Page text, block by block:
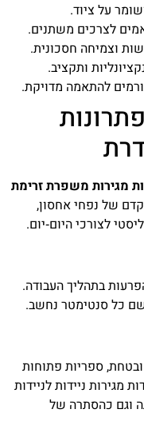
על ציוד.
לצרכים משתנים.
וצמיחה חסכונית.
ותקציב.
להתאמה מדויקת.
מגירות משפרת זרימת
של נפחי אחסון,
לצורכי היום‑יום.
בתהליך העבודה.
כל סנטימטר נחשב.
ספריות פתוחות
מגירות ניידות לניידות
וגם כהסתרה של